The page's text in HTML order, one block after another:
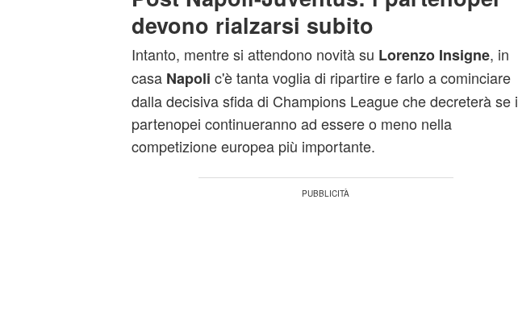
devono rialzarsi subito
Intanto, mentre si attendono novità su Lorenzo Insigne, in
casa Napoli c'è tanta voglia di ripartire e farlo a cominciare
dalla decisiva sfida di Champions League che decreterà se i
partenopei continueranno ad essere o meno nella
competizione europea più importante.